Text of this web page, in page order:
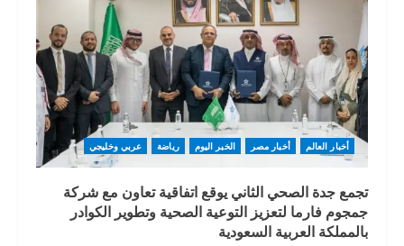
أخبار العالم أخبار مصر الخبر اليوم رياضة عربي وخليجي
تجمع جدة الصحي الثاني يوقع اتفاقية تعاون مع شركة
جمجوم فارما لتعزيز التوعية الصحية وتطوير الكوادر
بالمملكة العربية السعودية